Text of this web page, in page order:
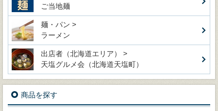
ご当地麺
麺・パン >
ラーメン
出店者（北海道エリア） >
天塩グルメ会（北海道天塩町）
商品を探す